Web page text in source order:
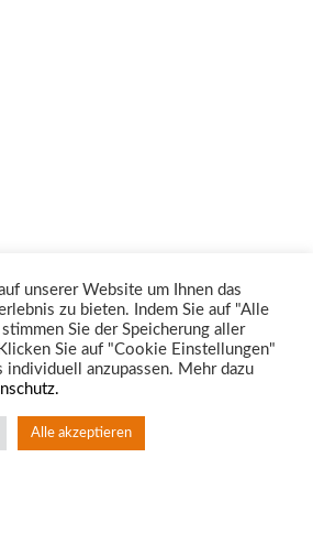
unserer Website um Ihnen das
zu bieten. Indem Sie auf "Alle
Sie der Speicherung aller
Sie auf "Cookie Einstellungen"
individuell anzupassen. Mehr dazu
Alle akzeptieren